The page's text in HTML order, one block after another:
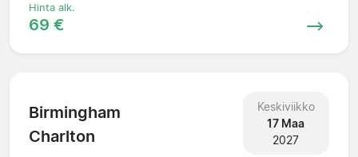
Hinta alk.
69 €
Birmingham
Charlton
Keskiviikko
17 Maa
2027